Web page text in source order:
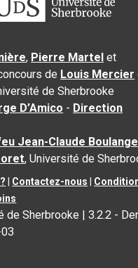
, Pierre Martel et
de Louis Mercier
de Sherbrooke
D’Amico - Direction
Jean-Claude
, Université de
Contactez-nous
de Sherbrooke |3.2.2 -